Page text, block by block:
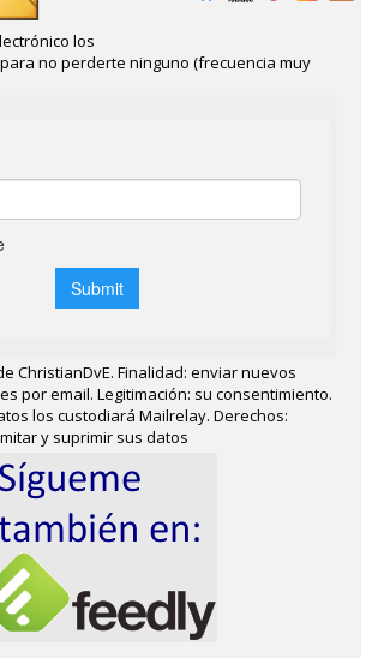
los
no perderte ninguno (frecuencia muy
ChristianDvE. Finalidad: enviar nuevos
por email. Legitimación: su consentimiento.
los custodiará Mailrelay. Derechos:
y suprimir sus datos